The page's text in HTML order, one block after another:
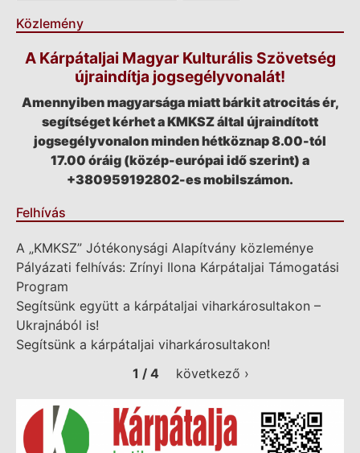
Közlemény
A Kárpátaljai Magyar Kulturális Szövetség
újraindítja jogsegélyvonalát!
Amennyiben magyarsága miatt bárkit atrocitás ér,
segítséget kérhet a KMKSZ által újraindított
jogsegélyvonalon minden hétköznap 8.00-tól
17.00 óráig (közép-európai idő szerint) a
+380959192802-es mobilszámon.
Felhívás
A „KMKSZ” Jótékonysági Alapítvány közleménye
Pályázati felhívás: Zrínyi Ilona Kárpátaljai Támogatási
Program
Segítsünk együtt a kárpátaljai viharkárosultakon –
Ukrajnából is!
Segítsünk a kárpátaljai viharkárosultakon!
1 / 4
következő ›